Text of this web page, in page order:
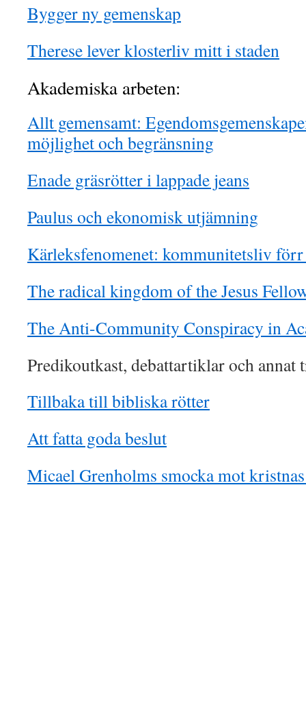
Bygger ny gemenskap
Therese lever klosterliv mitt i staden
Akademiska arbeten:
Allt gemensamt:
möjlighet och begränsning
Enade gräsrötter i lappade jeans
Paulus och ekonomisk utjämning
Kärleksfenomenet: kommunitetsliv
The radical kingdom of the Jesus
The Anti-Community Conspiracy in
Predikoutkast, debattartiklar och annat
Tillbaka till bibliska rötter
Att fatta goda beslut
Micael Grenholms smocka mot